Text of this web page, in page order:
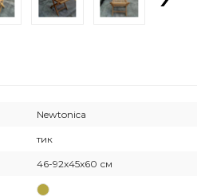
Newtonica
тик
46-92x45x60 см